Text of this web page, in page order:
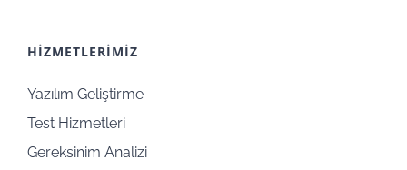
HİZMETLERİMİZ
Yazılım Geliştirme
Test Hizmetleri
Gereksinim Analizi